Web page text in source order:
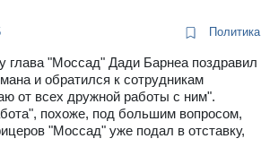
Политика
глава "Моссад" Дади Барнеа поздравил
и обратился к сотрудникам
от всех дружной работы с ним".
похоже, под большим вопросом,
"Моссад" уже подал в отставку,